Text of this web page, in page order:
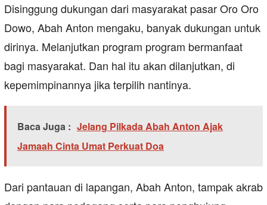
Disinggung dukungan dari masyarakat pasar Oro Oro
Dowo, Abah Anton mengaku, banyak dukungan untuk
dirinya. Melanjutkan program program bermanfaat
bagi masyarakat. Dan hal itu akan dilanjutkan, di
kepemimpinannya jika terpilih nantinya.
Baca Juga : Jelang Pilkada Abah Anton Ajak
Jamaah Cinta Umat Perkuat Doa
Dari pantauan di lapangan, Abah Anton, tampak akrab